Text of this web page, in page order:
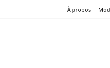
À propos